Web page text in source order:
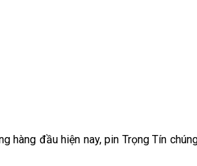
hàng đầu hiện nay, pin Trọng Tín